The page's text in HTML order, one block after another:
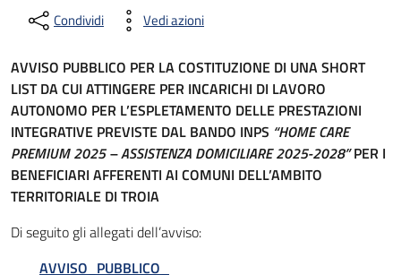
Condividi Vedi azioni
AVVISO PUBBLICO PER LA COSTITUZIONE DI UNA SHORT
LIST DA CUI ATTINGERE PER INCARICHI DI LAVORO
AUTONOMO PER L’ESPLETAMENTO DELLE PRESTAZIONI
INTEGRATIVE PREVISTE DAL BANDO INPS “HOME CARE
PREMIUM 2025 – ASSISTENZA DOMICILIARE 2025-2028”PER I
BENEFICIARI AFFERENTI AI COMUNI DELL’AMBITO
TERRITORIALE DI TROIA
Di seguito gli allegati dell’avviso:
AVVISO_PUBBLICO_